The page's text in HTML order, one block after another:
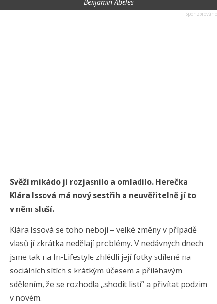
Benjamin Abeles
Svěží mikádo ji rozjasnilo a omladilo. Herečka
Klára Issová má nový sestřih a neuvěřitelně jí to
v něm sluší.
Klára Issová se toho nebojí – velké změny v případě
vlasů jí zkrátka nedělají problémy. V nedávných dnech
jsme tak na In-Lifestyle zhlédli její fotky sdílené na
sociálních sítích s krátkým účesem a přiléhavým
sdělením, že se rozhodla „shodit listí“ a přivítat podzim
v novém.